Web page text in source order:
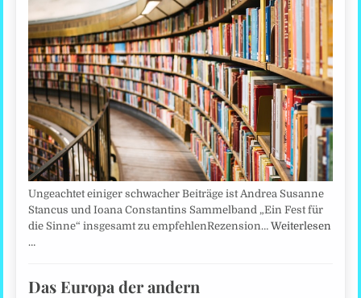
Ungeachtet einiger schwacher Beiträge ist Andrea Susanne
Stancus und Ioana Constantins Sammelband „Ein Fest für
die Sinne“ insgesamt zu empfehlenRezension…Weiterlesen
…
Das Europa der andern